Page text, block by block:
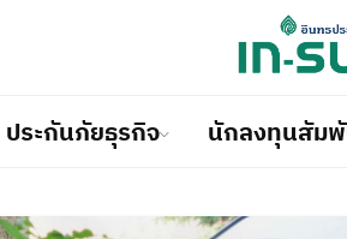
ประกันภัยธุรกิจ นักลงทุนสัม